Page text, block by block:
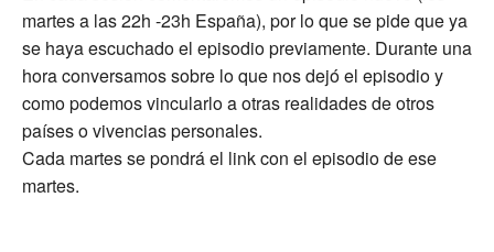
martes a las 22h -23h España), por lo que se pide que ya
se haya escuchado el episodio previamente. Durante una
hora conversamos sobre lo que nos dejó el episodio y
como podemos vincularlo a otras realidades de otros
países o vivencias personales.
Cada martes se pondrá el link con el episodio de ese
martes.